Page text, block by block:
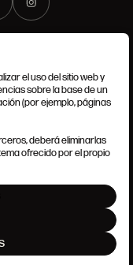
el uso del sitio web y
sobre la base de un
(por ejemplo, páginas
deberá eliminarlas
ofrecido por el propio